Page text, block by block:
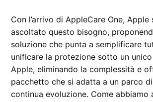
Con l’arrivo di AppleCare One, Apple
ascoltato questo bisogno,
soluzione che punta a semplificare
unificare la protezione sotto un
Apple, eliminando la complessità e
pacchetto che si adatta a un parco
continua evoluzione. Come abbiamo